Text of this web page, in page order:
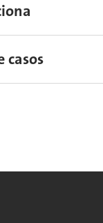
casos